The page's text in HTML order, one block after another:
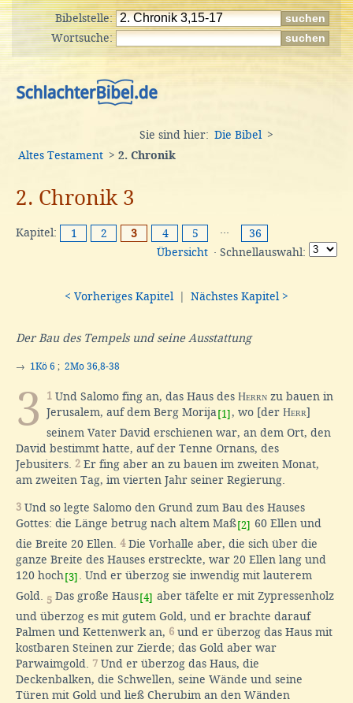
Bibelstelle:
Wortsuche:
Sie sind hier: Die Bibel
>
Altes Testament > 2. Chronik
2. Chronik 3
Kapitel: 1 2 3 4 5 ···
36
Übersicht · Schnellauswahl:
< Vorheriges Kapitel Nächstes Kapitel >
Der Bau des Tempels und seine Ausstattung
→ 1Kö 6 ; 2Mo 36,8-38
3 1 Und Salomo fing an, das Haus des Herrn zu bauen in
Jerusalem, auf dem Berg Morija [1] , wo [der Herr]
seinem Vater David erschienen war, an dem Ort, den
David bestimmt hatte, auf der Tenne Ornans, des
Jebusiters. 2 Er fing aber an zu bauen im zweiten Monat,
am zweiten Tag, im vierten Jahr seiner Regierung.
3 Und so legte Salomo den Grund zum Bau des Hauses
Gottes: die Länge betrug nach altem Maß [2] 60 Ellen und
die Breite 20 Ellen. 4Die Vorhalle aber, die sich über die
ganze Breite des Hauses erstreckte, war 20 Ellen lang und
120 hoch [3]
. Und er überzog sie inwendig mit lauterem
Gold. 5 Das große Haus [4] aber täfelte er mit Zypressenholz
und überzog es mit gutem Gold, und er brachte darauf
Palmen und Kettenwerk an, 6 und er überzog das Haus mit
kostbaren Steinen zur Zierde; das Gold aber war
Parwaimgold. 7 Und er überzog das Haus, die
Deckenbalken, die Schwellen, seine Wände und seine
Türen mit Gold und ließ Cherubim an den Wänden